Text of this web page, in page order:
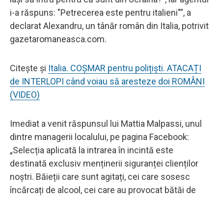
i-a răspuns: "Petrecerea este pentru italieni"”, a
declarat Alexandru, un tânăr român din Italia, potrivit
gazetaromaneasca.com.
Citește și Italia. COȘMAR pentru polițiști. ATACAȚI
de INTERLOPI când voiau să aresteze doi ROMÂNI
(VIDEO)
Imediat a venit răspunsul lui Mattia Malpassi, unul
dintre managerii localului, pe pagina Facebook:
„Selecția aplicată la intrarea în incintă este
destinată exclusiv menținerii siguranței clienților
noștri. Băieții care sunt agitați, cei care sosesc
încărcați de alcool, cei care au provocat bătăi de